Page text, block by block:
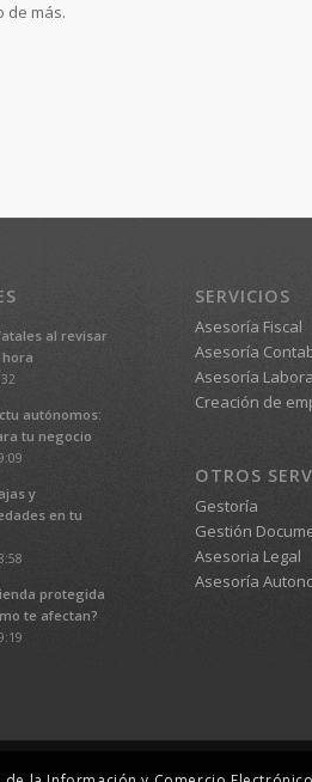
de más.
al revisar
autónomos:
tu negocio
y
en tu
protegida
te afectan?
SERVICIOS
Asesoría Fiscal
Asesoría
Asesoría
Creación de
OTROS
Gestoría
Gestión
Asesoria Legal
Asesoría